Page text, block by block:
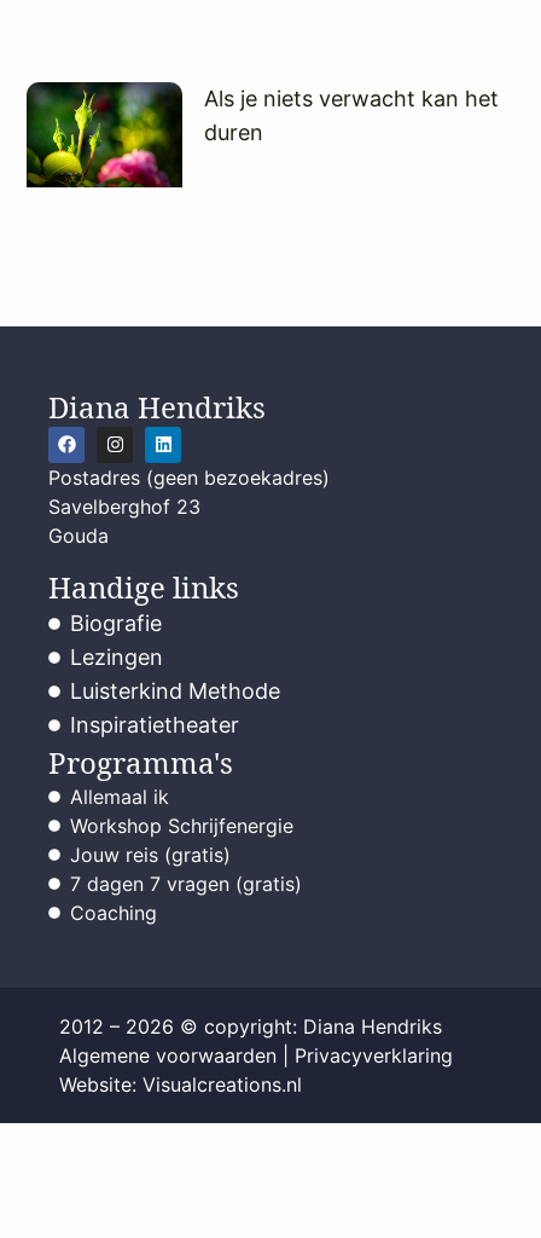
Als je niets verwacht kan het
duren
Diana Hendriks
Postadres (geen bezoekadres)
Savelberghof 23
Gouda
Handige links
Biografie
Lezingen
Luisterkind Methode
Inspiratietheater
Programma's
Allemaal ik
Workshop Schrijfenergie
Jouw reis (gratis)
7 dagen 7 vragen (gratis)
Coaching
2012 – 2026 © copyright: Diana Hendriks
Algemene voorwaarden
Privacyverklaring
Website: Visualcreations.nl